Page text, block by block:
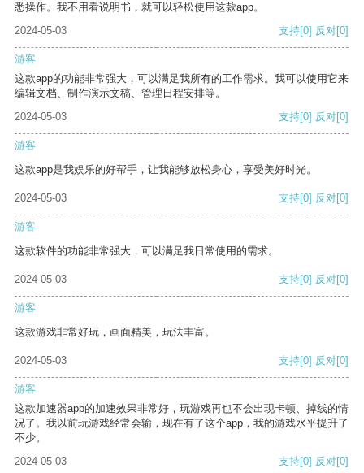
悉操作。我不用看说明书，就可以轻松使用这款app。
2024-05-03
支持[0] 反对[0]
游客
这款app的功能非常强大，可以满足我所有的工作需求。我可以使用它来
编辑文档、制作演示文稿、管理日程安排等。
2024-05-03
支持[0] 反对[0]
游客
这款app是我娱乐的好帮手，让我能够放松身心，享受美好时光。
2024-05-03 支持[0] 反对[0]
游客
这款软件的功能非常强大，可以满足我日常使用的需求。
2024-05-03 支持[0] 反对[0]
游客
这款游戏非常好玩，画面精美，玩法丰富。
2024-05-03 支持[0] 反对[0]
游客
这款加速器app的加速效果非常好，玩游戏再也不会出现卡顿、掉线的情
况了。我以前玩游戏经常会输，现在有了这个app，我的游戏水平提升了
不少。
2024-05-03
支持[0] 反对[0]